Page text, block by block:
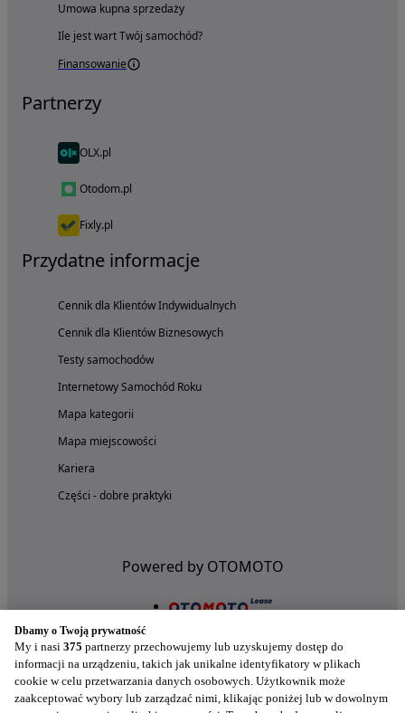
Umowa kupna sprzedaży
Ile jest wart Twój samochód?
Finansowanie
Partnerzy
OLX.pl
Otodom.pl
Fixly.pl
Przydatne informacje
Cennik dla Klientów Indywidualnych
Cennik dla Klientów Biznesowych
Testy samochodów
Internetowy Samochód Roku
Mapa kategorii
Mapa miejscowości
Kariera
Części - dobre praktyki
Powered by OTOMOTO
Dbamy o Twoją prywatność
My i nasi 375 partnerzy przechowujemy lub uzyskujemy dostęp do
informacji na urządzeniu, takich jak unikalne identyfikatory w plikach
cookie w celu przetwarzania danych osobowych. Użytkownik może
zaakceptować wybory lub zarządzać nimi, klikając poniżej lub w dowolnym